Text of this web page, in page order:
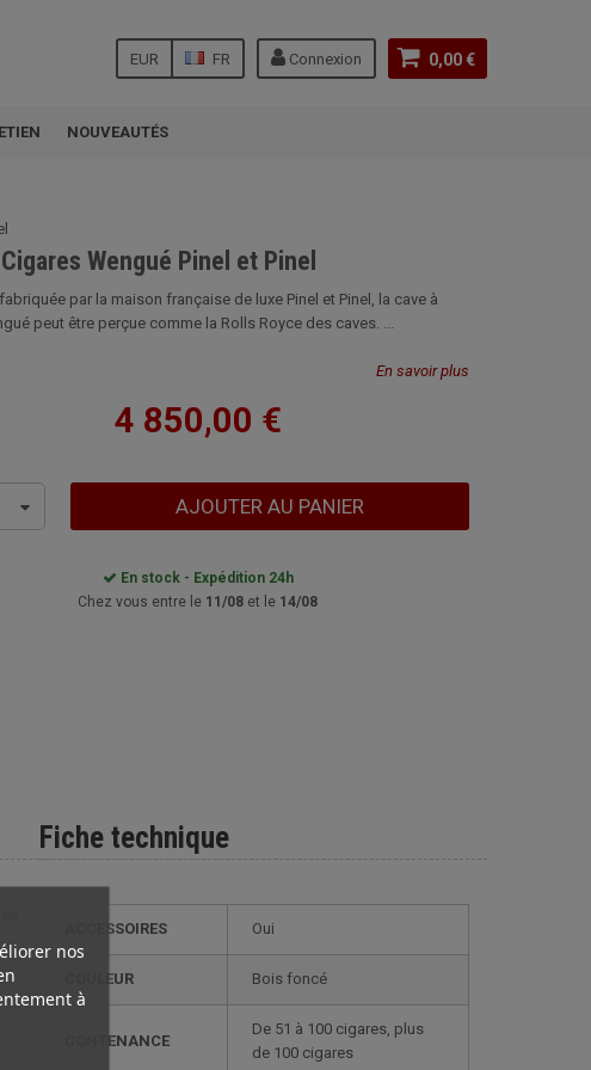
0,00 €
Connexion
FR
EUR
NOUVEAUTÉS
nos
à
Wengué Pinel et Pinel
par la maison française de luxe Pinel et Pinel, la cave à
peut être perçue comme la Rolls Royce des caves. ...
En savoir plus
4 850,00 €
AJOUTER AU PANIER
En stock - Expédition 24h
Chez vous entre le 11/08 et le 14/08
Fiche technique
ACCESSOIRES Oui
COULEUR bois foncé
CONTENANCE
de 51 à 100 cigares, plus
de 100 cigares